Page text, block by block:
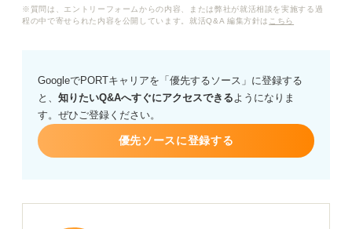
格できたのかも気になります。
また、面接で手応えを感じられなかった場合に、次の選
考のためにできることや気持ちの立て直す方法などがあ
ればアドバイスいただけると嬉しいです。
※質問は、エントリーフォームからの内容、または弊社が就活相談を実施する過
程の中で寄せられた内容を公開しています。就活Q&A 編集方針は こちら
GoogleでPORTキャリアを「優先するソース」に登録する
と、 知りたいQ&Aへすぐにアクセスできるようになりま
す。ぜひご登録ください。
優先ソースに登録する